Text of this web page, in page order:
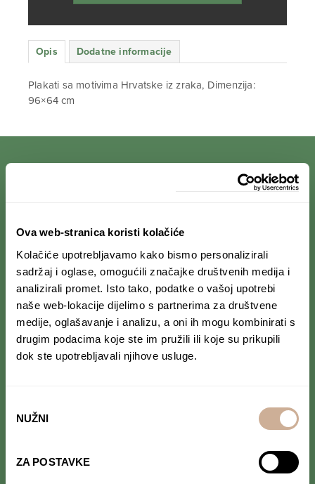
Ova web-stranica koristi kolačiće
Kolačiće upotrebljavamo kako bismo personalizirali
sadržaj i oglase, omogućili značajke društvenih medija i
analizirali promet. Isto tako, podatke o vašoj upotrebi
naše web-lokacije dijelimo s partnerima za društvene
medije, oglašavanje i analizu, a oni ih mogu kombinirati s
drugim podacima koje ste im pružili ili koje su prikupili
dok ste upotrebljavali njihove usluge.
pristanka
NUŽNI
ZA POSTAVKE
Opis Dodatne informacije
Plakati sa motivima Hrvatske iz zraka, Dimenzija:
96×64 cm
Prihvaćam da se moji podaci spremaju u bazu
newslettera
PRATI NAS NA DRUŠTVENIM MREŽAMA
Od Norveške do Antarktike i od Južne Amerike
kulture